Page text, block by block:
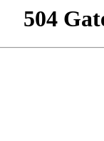
504